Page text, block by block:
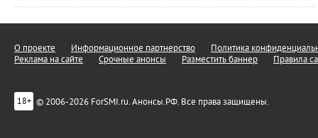
О проекте Информационное партнерство
Политика
Реклама на сайте
Срочные анонсы Разместить баннер Правила
18+ © 2006-2026 ForSMI.ru. Анонсы.РФ. Все права защищены.